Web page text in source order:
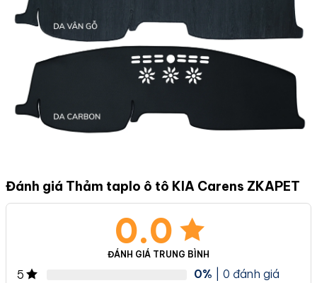
Đánh giá Thảm taplo ô tô KIA Carens ZKAPET
0.0
ĐÁNH GIÁ TRUNG BÌNH
5 0% | 0 đánh giá